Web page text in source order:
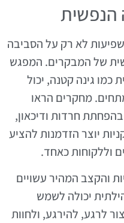
הנפשית
לא רק על הסביבה
של המבקרים. המפגש
כמו גינה קטנה, יכול
מחקרים הראו
חרדות ודיכאון,
יוצר הזדמנות להציע
וללקוחות כאחד.
והקצב המהיר עשויים
יכולה לשמש
לרגע, להירגע, ולחוות